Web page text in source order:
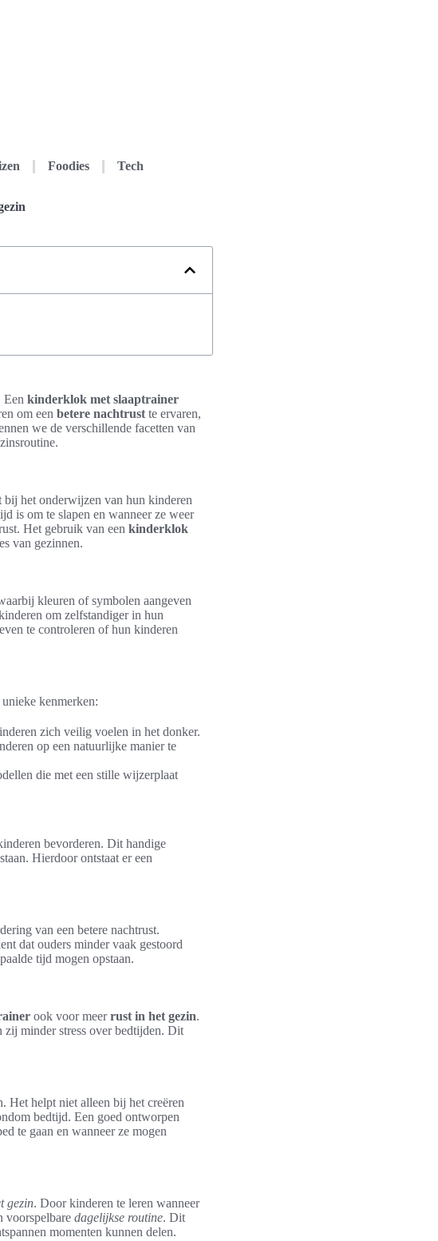
Foodies Tech
Een kinderklok met slaaptrainer
om een betere nachtrustte ervaren,
we de verschillende facetten van
het onderwijzen van hun kinderen
is om te slapen en wanneer ze weer
Het gebruik van een kinderklok
van gezinnen.
kleuren of symbolen aangeven
om zelfstandiger in hun
te controleren of hun kinderen
kenmerken:
zich veilig voelen in het donker.
op een natuurlijke manier te
die met een stille wijzerplaat
bevorderen. Dit handige
Hierdoor ontstaat er een
van een betere nachtrust.
dat ouders minder vaak gestoord
tijd mogen opstaan.
ook voor meerrust in het gezin.
zij minder stress over bedtijden. Dit
Het helpt niet alleen bij het creëren
bedtijd. Een goed ontworpen
te gaan en wanneer ze mogen
gezin. Door kinderen te leren wanneer
voorspelbare dagelijkse routine. Dit
momenten kunnen delen.